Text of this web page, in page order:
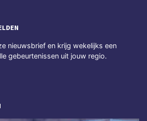
nieuwsbrief en krijg wekelijks een
gebeurtenissen uit jouw regio.